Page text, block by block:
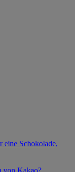
eine Schokolade,
von Kakao?